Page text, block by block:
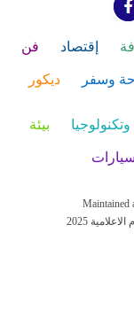
إقتصاد فن
وسفر ديكور
بيئة
سيارات
Maintained